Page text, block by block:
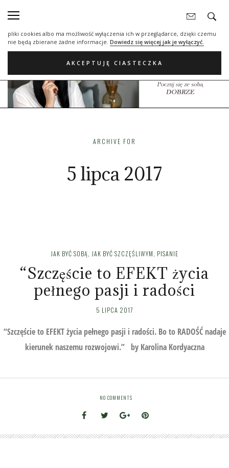
statystycznych, reklamowych oraz funkcjonalnych. Dzięki nim możemy
pliki cookies albo ma możliwość wyłączenia ich w przeglądarce, dzięki czemu
nie będą zbierane żadne informacje. Dowiedz się więcej jak je wyłączyć.
AKCEPTUJĘ CIASTECZKA
ARCHIVE FOR
5 lipca 2017
JAK BYĆ SOBĄ, JAK BYĆ SZCZĘŚLIWYM, PISANIE
“Szczęście to EFEKT życia
pełnego pasji i radości
5 LIPCA 2017
“Szczęście to EFEKT życia pełnego pasji i radości. Bo to RADOŚĆ nadaje
kierunek naszemu rozwojowi.” by Karolina Kordyaczna
NO COMMENTS